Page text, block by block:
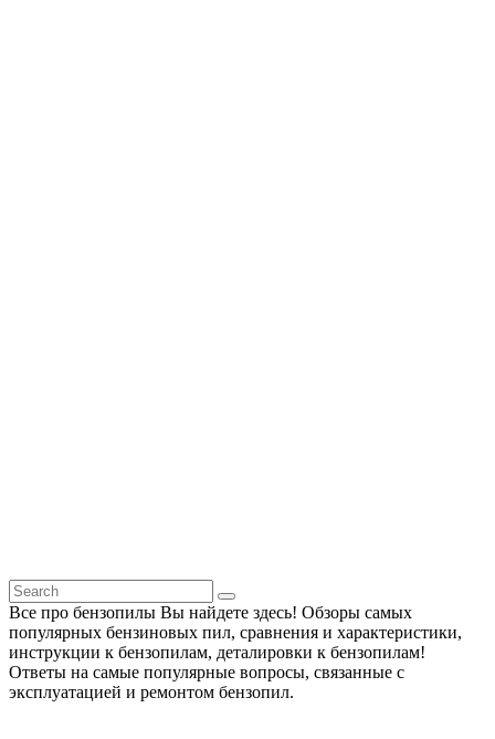
Все про бензопилы Вы найдете здесь! Обзоры самых
популярных бензиновых пил, сравнения и характеристики,
инструкции к бензопилам, деталировки к бензопилам!
Ответы на самые популярные вопросы, связанные с
эксплуатацией и ремонтом бензопил.